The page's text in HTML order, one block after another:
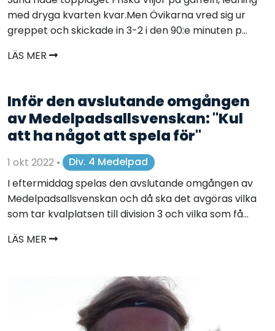
med dryga kvarten kvar.Men Övikarna vred sig ur
greppet och skickade in 3-2 i den 90:e minuten p...
LÄS MER
Inför den avslutande omgången
av Medelpadsallsvenskan: "Kul
att ha något att spela för"
1 okt 2022 •
Div. 4 Medelpad
I eftermiddag spelas den avslutande omgången av
Medelpadsallsvenskan och då ska det avgöras vilka
som tar kvalplatsen till division 3 och vilka som få...
LÄS MER